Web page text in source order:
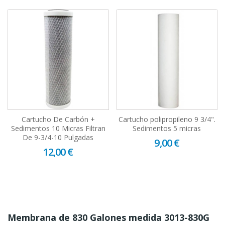
Cartucho De Carbón +
Sedimentos 10 Micras Filtran
De 9-3/4-10 Pulgadas
12,00 €
Cartucho polipropileno 9 3/4".
Sedimentos 5 micras
9,00 €
Membrana de 830 Galones medida 3013-830G